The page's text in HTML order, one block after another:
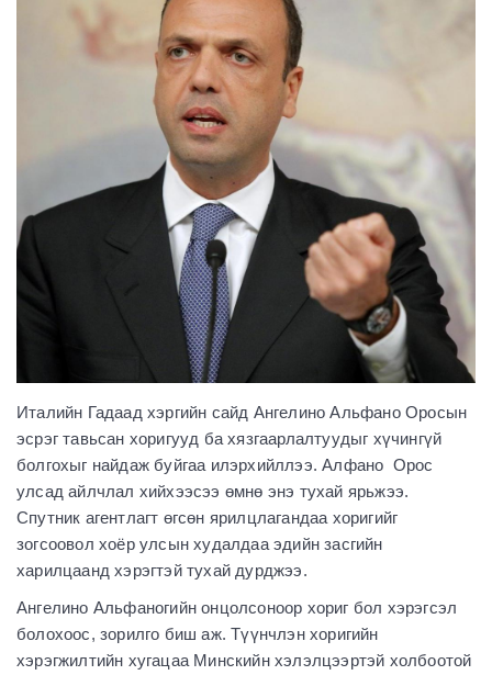
Италийн Гадаад хэргийн сайд Ангелино Альфано Оросын
эсрэг тавьсан хоригууд ба хязгаарлалтуудыг хүчингүй
болгохыг найдаж буйгаа илэрхийллээ. Алфано Орос
улсад айлчлал хийхээсээ өмнө энэ тухай ярьжээ.
Спутник агентлагт өгсөн ярилцлагандаа хоригийг
зогсоовол хоёр улсын худалдаа эдийн засгийн
харилцаанд хэрэгтэй тухай дурджээ.
Ангелино Альфаногийн онцолсоноор хориг бол хэрэгсэл
болохоос, зорилго биш аж. Түүнчлэн хоригийн
хэрэгжилтийн хугацаа Минскийн хэлэлцээртэй холбоотой